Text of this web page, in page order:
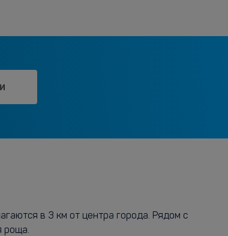
в 3 км от центра города. Рядом с
роща.